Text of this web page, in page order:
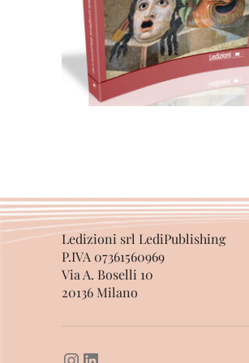
eBook in PDF
0,00€ 22,00
Scegli
Ledizioni srl LediPublishing
P.IVA 07361560969
Via A. Boselli 10
20136 Milano